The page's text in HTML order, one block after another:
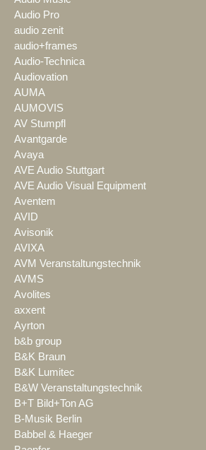
Audio Pro
audio zenit
audio+frames
Audio-Technica
Audiovation
AUMA
AUMOVIS
AV Stumpfl
Avantgarde
Avaya
AVE Audio Stuttgart
AVE Audio Visual Equipment
Aventem
AVID
Avisonik
AVIXA
AVM Veranstaltungstechnik
AVMS
Avolites
axxent
Ayrton
b&b group
B&K Braun
B&K Lumitec
B&W Veranstaltungstechnik
B+T Bild+Ton AG
B-Musik Berlin
Babbel & Haeger